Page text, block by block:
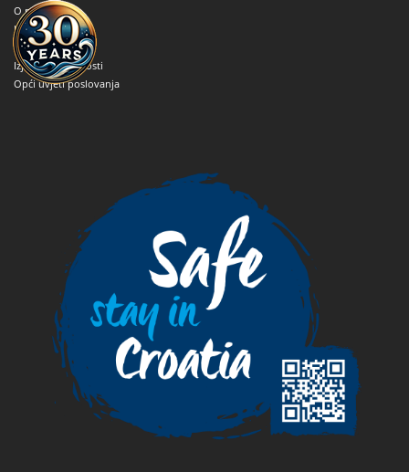
O nama
Kako rezervirati
Kontaktirajte nas
Izjava o privatnosti
Opći uvjeti poslovanja